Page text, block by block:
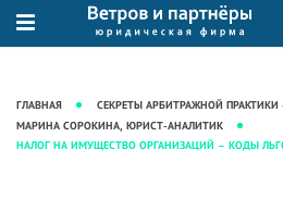
О нас
Рекомендации
Юридические услуги
Интеллектуальная собственность
База знаний
Журнал "Секреты арбитражной
практики"
Статьи
ГЛАВНАЯ
СЕКРЕТЫ АРБИТРАЖНОЙ
МАРИНА СОРОКИНА, ЮРИСТ-АНАЛИТИК
НАЛОГ НА ИМУЩЕСТВО ОРГАНИЗАЦИЙ – КОДЫ